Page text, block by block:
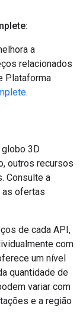
a
relacionados
Plataforma
.
3D.
outros recursos
Consulte a
as ofertas
de cada API,
com
um nível
quantidade de
variar com
e a região